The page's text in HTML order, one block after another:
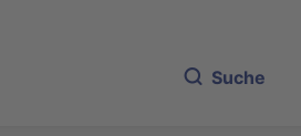
Suche